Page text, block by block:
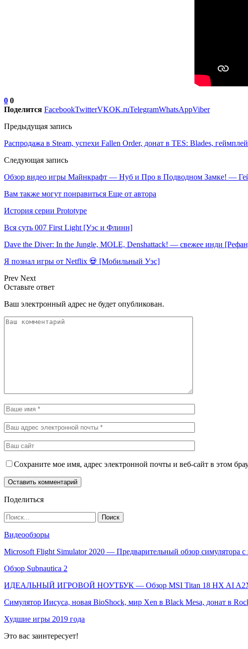
0 0
Поделится FacebookTwitterVKOK.ruTelegramWhatsAppViber
Предыдущая запись
Распродажа в Steam, успехи Fallen Order, донат в TES: Blades,
Следующая запись
Обзор видео игры Майнкрафт — Нуб и Про в Подводном Замке! —
Вам также могут понравиться Еще от автора
История серии Prototype
Вся суть 007 First Light [Уэс и Флинн]
Dave the Diver: In the Jungle, MOLE, Denshattack! — свежее инди
Я познал игры от Netflix 💀 [Мобильный Уэс]
Prev Next
Оставьте ответ
Ваш электронный адрес не будет опубликован.
Сохраните мое имя, адрес электронной почты и веб-сайт в этом
Поделиться
Видеообзоры
Microsoft Flight Simulator 2020 — Предварительный обзор симулятора
Обзор Subnautica 2
ИДЕАЛЬНЫЙ ИГРОВОЙ НОУТБУК — Обзор MSI Titan 18 HX AI
Симулятор Иисуса, новая BioShock, мир Xen в Black Mesa, донат в
Худшие игры 2019 года
Это вас заинтересует!